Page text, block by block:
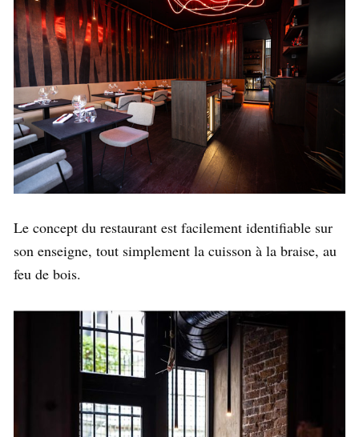
Le concept du restaurant est facilement identifiable sur
son enseigne, tout simplement la cuisson à la braise, au
feu de bois.